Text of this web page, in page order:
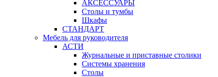
АКСЕССУАРЫ
Столы и тумбы
Шкафы
СТАНДАРТ
Мебель для руководителя
АСТИ
Журнальные и приставные столики
Системы хранения
Столы